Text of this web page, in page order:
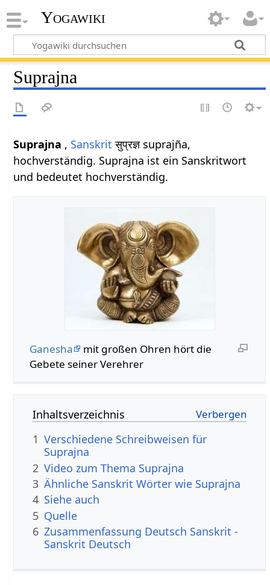
Yogawiki
Suprajna
Suprajna , Sanskrit सुप्रज्ञ suprajña,
hochverständig. Suprajna ist ein Sanskritwort
und bedeutet hochverständig.
Ganesha
mit großen Ohren hört die
Gebete seiner Verehrer
Inhaltsverzeichnis
1 Verschiedene Schreibweisen für
Suprajna
2 Video zum Thema Suprajna
3 Ähnliche Sanskrit Wörter wie Suprajna
4 Siehe auch
5 Quelle
6 Zusammenfassung Deutsch Sanskrit -
Sanskrit Deutsch